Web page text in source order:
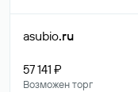
asubio.ru
57 141 ₽
Возможен торг